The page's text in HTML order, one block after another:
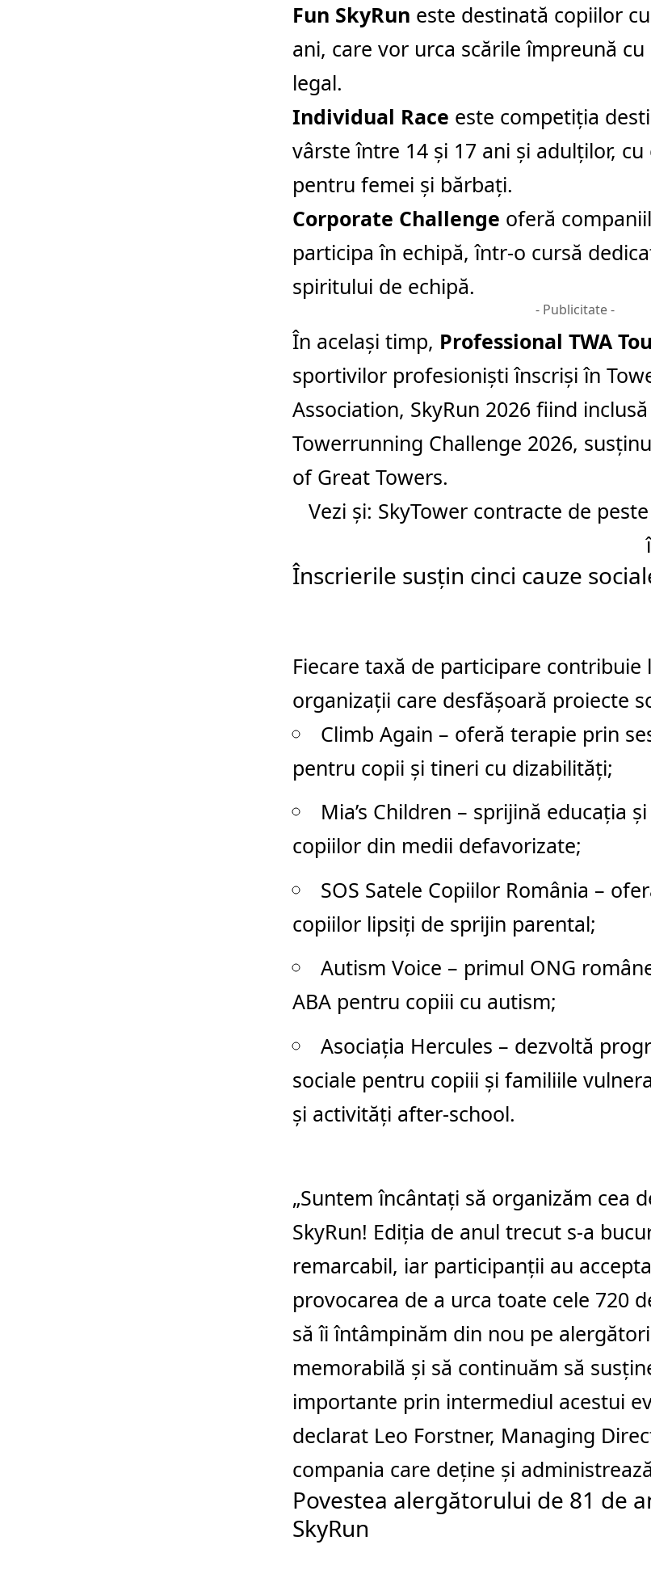
Fun SkyRun este destinată copiilor
ani, care vor urca scările împreună
legal.
Individual Race este competiția
vârste între 14 și 17 ani și adulților,
pentru femei și bărbați.
Corporate Challenge oferă
participa în echipă, într-o cursă
spiritului de echipă.
- Publicitate -
În același timp, Professional TWA
sportivilor profesioniști înscriși în
Association, SkyRun 2026 fiind
Towerrunning Challenge 2026,
of Great Towers.
Vezi și: SkyTower contracte de
Înscrierile susțin cinci cauze
Fiecare taxă de participare contribuie
organizații care desfășoară proiecte
Climb Again – oferă terapie prin
pentru copii și tineri cu dizabilități;
Mia’s Children – sprijină educația
copiilor din medii defavorizate;
SOS Satele Copiilor România –
copiilor lipsiți de sprijin parental;
Autism Voice – primul ONG
ABA pentru copiii cu autism;
Asociația Hercules – dezvoltă
sociale pentru copiii și familiile
și activități after-school.
„Suntem încântați să organizăm cea
SkyRun! Ediția de anul trecut s-a
remarcabil, iar participanții au
provocarea de a urca toate cele 720
să îi întâmpinăm din nou pe
memorabilă și să continuăm să
importante prin intermediul acestui
declarat Leo Forstner, Managing
compania care deține și
Povestea alergătorului de 81 de
SkyRun